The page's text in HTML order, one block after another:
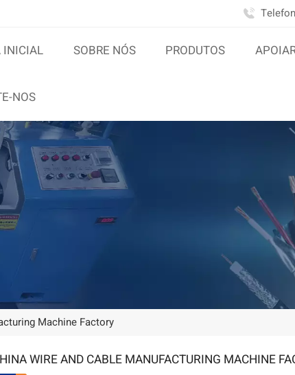
INICIAL SOBRE NÓS PRODUTOS
NOS
Machine Factory
WIRE AND CABLE MANUFACTURING MACHINE